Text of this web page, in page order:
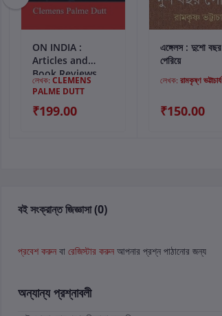
কার্টে যোগ করুন
ON INDIA :
Articles and
Book Reviews
লেখক: CLEMENS
PALME DUTT
₹199.00
কার্টে যোগ করুন
এঙ্গেলস : দুশো বছর
পেরিয়ে
লেখক: রামকৃষ্ণ ভট্টাচার্য
₹150.00
বই সংক্রান্ত জিজ্ঞাসা (0)
প্রবেশ করুন বা রেজিস্টার করুন আপনার প্রশ্ন পাঠানোর জন্য
অন্যান্য প্রশ্নাবলী